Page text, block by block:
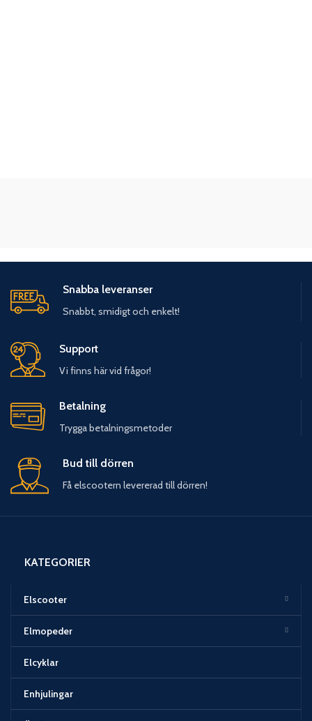
Snabba leveranser
Snabbt, smidigt och enkelt!
Support
Vi finns här vid frågor!
Betalning
Trygga betalningsmetoder
Bud till dörren
Få elscootern levererad till dörren!
KATEGORIER
Elscooter
Elmopeder
Elcyklar
Enhjulingar